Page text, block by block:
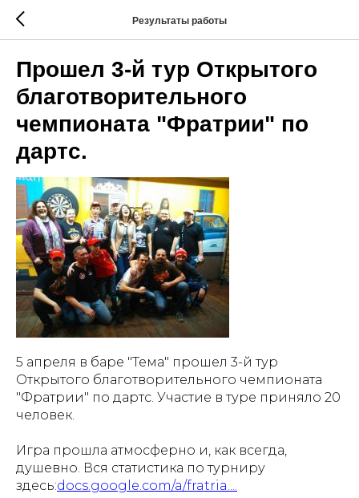
Результаты работы
Прошел 3-й тур Открытого
благотворительного
чемпионата "Фратрии" по
дартс.
5 апреля в баре "Тема" прошел 3-й тур
Открытого благотворительного чемпионата
"Фратрии" по дартс. Участие в туре приняло 20
человек.
Игра прошла атмосферно и, как всегда,
душевно. Вся статистика по турниру
здесь:docs.google.com/a/fratria....